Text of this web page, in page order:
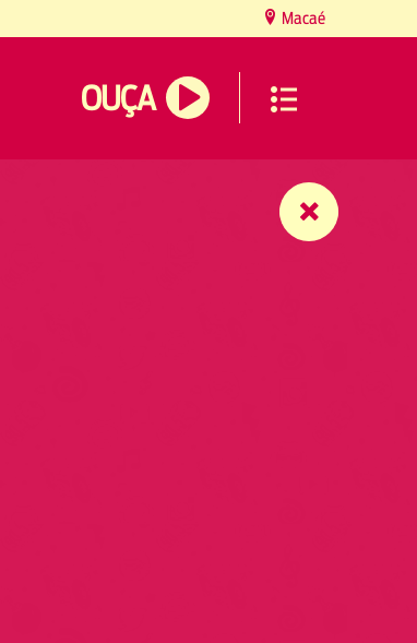
Macaé
OUÇA